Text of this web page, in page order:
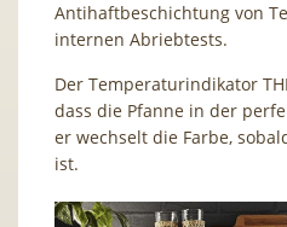
Antihaftbeschichtung von
internen Abriebtests.
Der Temperaturindikator
dass die Pfanne in der
er wechselt die Farbe,
ist.